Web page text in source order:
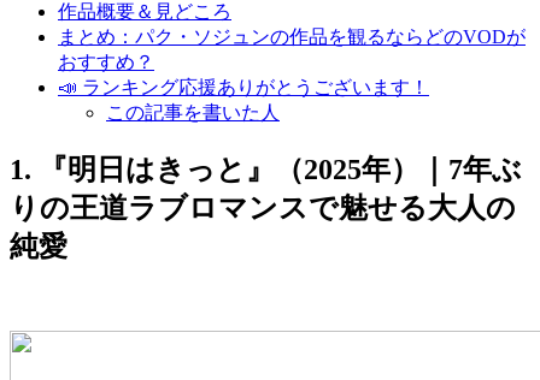
作品概要＆見どころ
まとめ：パク・ソジュンの作品を観るならどのVODが
おすすめ？
📣 ランキング応援ありがとうございます！
この記事を書いた人
1. 『明日はきっと』（2025年）｜7年ぶ
りの王道ラブロマンスで魅せる大人の
純愛